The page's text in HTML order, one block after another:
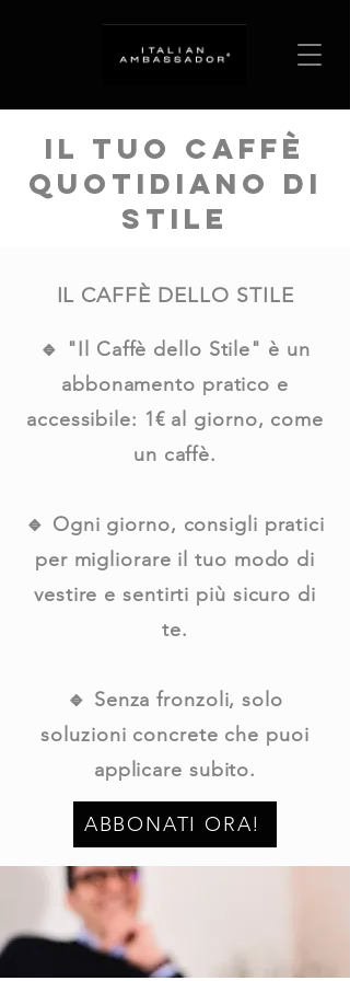
Il tuo caffè
quotidiano di
stile
IL CAFFÈ DELLO STILE
🔹 "Il Caffè dello Stile" è un
abbonamento pratico e
accessibile: 1€ al giorno, come
un caffè.
🔹 Ogni giorno, consigli pratici
per migliorare il tuo modo di
vestire e sentirti più sicuro di
te.
🔹 Senza fronzoli, solo
soluzioni concrete che puoi
applicare subito.
ABBONATI ORA!